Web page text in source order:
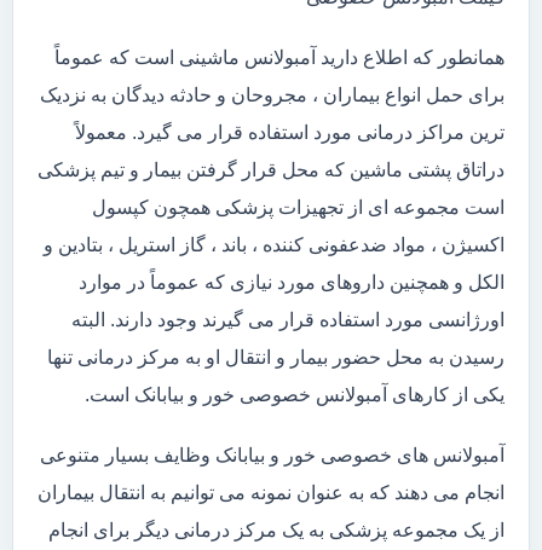
همانطور که اطلاع دارید آمبولانس ماشینی است که عموماً
برای حمل انواع بیماران ، مجروحان و حادثه دیدگان به نزدیک
ترین مراکز درمانی مورد استفاده قرار می گیرد. معمولاً
دراتاق پشتی ماشین که محل قرار گرفتن بیمار و تیم پزشکی
است مجموعه ای از تجهیزات پزشکی همچون کپسول
اکسیژن ، مواد ضدعفونی کننده ، باند ، گاز استریل ، بتادین و
الکل و همچنین داروهای مورد نیازی که عموماً در موارد
اورژانسی مورد استفاده قرار می گیرند وجود دارند. البته
رسیدن به محل حضور بیمار و انتقال او به مرکز درمانی تنها
یکی از کارهای آمبولانس خصوصی خور و بیابانک است.
آمبولانس های خصوصی خور و بیابانک وظایف بسیار متنوعی
انجام می دهند که به عنوان نمونه می توانیم به انتقال بیماران
از یک مجموعه پزشکی به یک مرکز درمانی دیگر برای انجام